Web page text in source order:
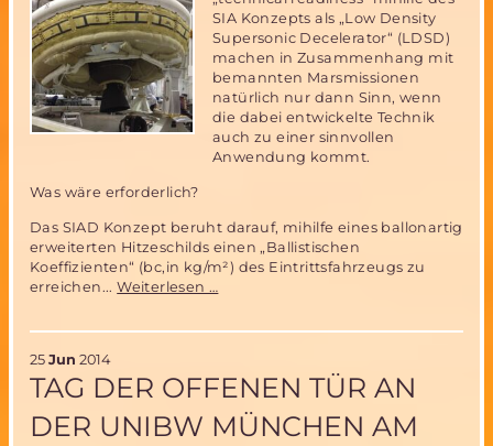
SIA Konzepts als „Low Density
Supersonic Decelerator“ (LDSD)
machen in Zusammenhang mit
bemannten Marsmissionen
natürlich nur dann Sinn, wenn
die dabei entwickelte Technik
auch zu einer sinnvollen
Anwendung kommt.
Was wäre erforderlich?
Das SIAD Konzept beruht darauf, mihilfe eines ballonartig
erweiterten Hitzeschilds einen „Ballistischen
Koeffizienten“ (bc,in kg/m²) des Eintrittsfahrzeugs zu
erreichen...Weiterlesen …
für
Marsmission
25 Jun 2014
TAG DER OFFENEN TÜR AN
DER UNIBW MÜNCHEN AM